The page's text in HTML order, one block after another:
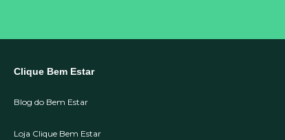
Clique Bem Estar
Blog do Bem Estar
Loja Clique Bem Estar